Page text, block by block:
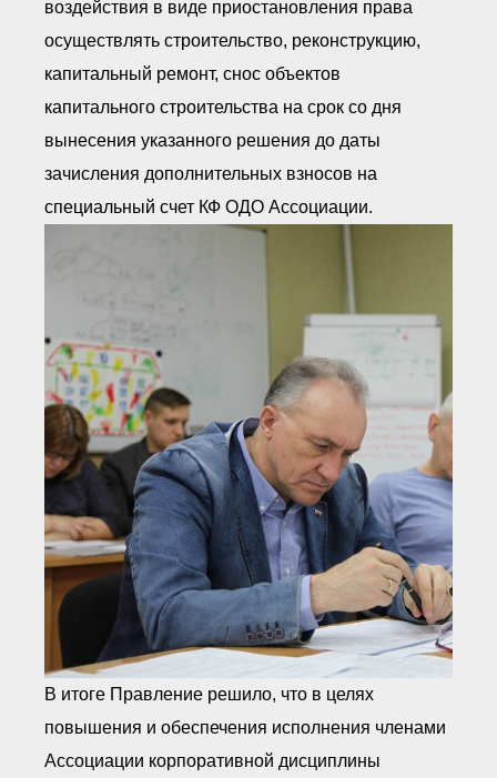
воздействия в виде приостановления права
осуществлять строительство, реконструкцию,
капитальный ремонт, снос объектов
капитального строительства на срок со дня
вынесения указанного решения до даты
зачисления дополнительных взносов на
специальный счет КФ ОДО Ассоциации.
В итоге Правление решило, что в целях
повышения и обеспечения исполнения членами
Ассоциации корпоративной дисциплины